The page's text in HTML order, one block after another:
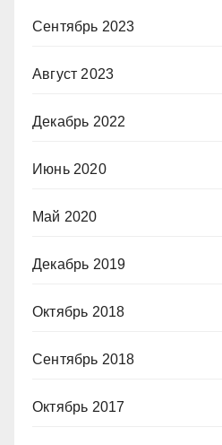
Сентябрь 2023
Август 2023
Декабрь 2022
Июнь 2020
Май 2020
Декабрь 2019
Октябрь 2018
Сентябрь 2018
Октябрь 2017